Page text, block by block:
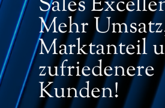
Mehr
Marktanteil
zufriedenere
Kunden!